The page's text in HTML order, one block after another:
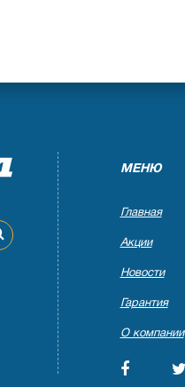
МЕНЮ
Главная
Акции
Новости
Гарантия
О компании